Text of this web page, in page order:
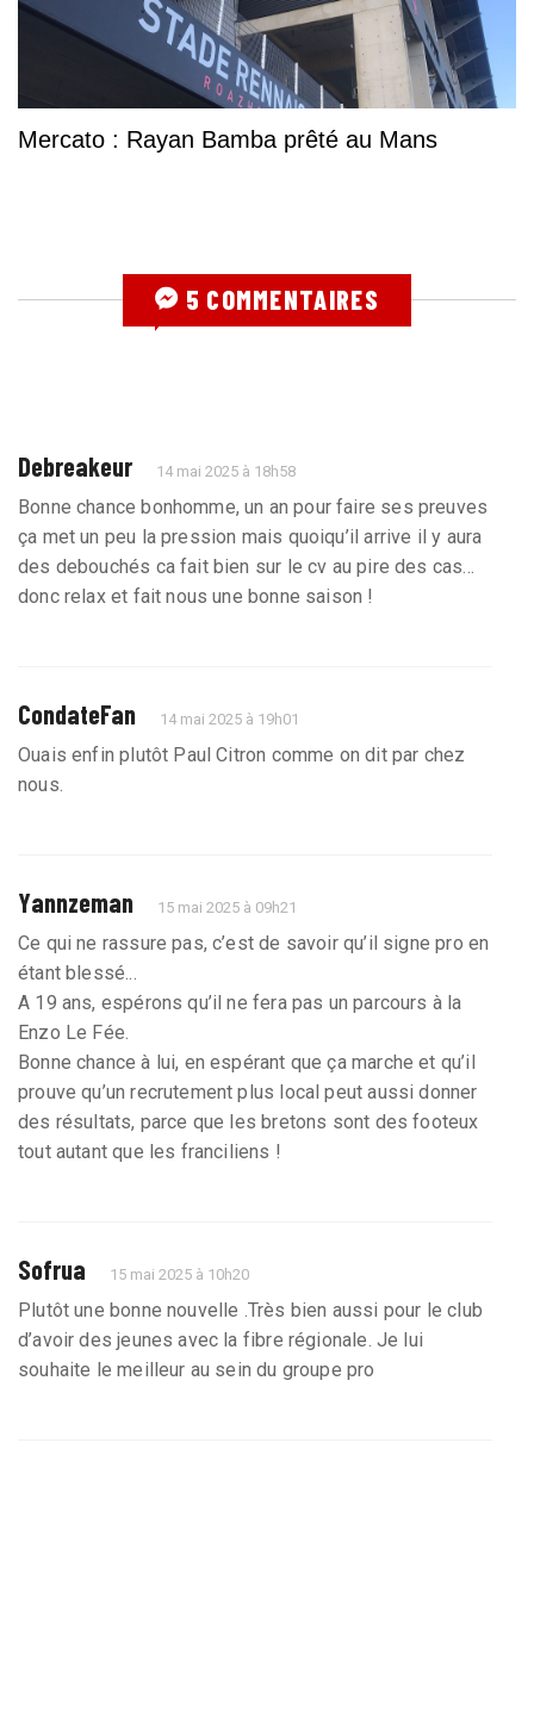
Mercato : Rayan Bamba prêté au Mans
5 COMMENTAIRES
Debreakeur 14 mai 2025 à 18h58
Bonne chance bonhomme, un an pour faire ses preuves
ça met un peu la pression mais quoiqu’il arrive il y aura
des debouchés ca fait bien sur le cv au pire des cas...
donc relax et fait nous une bonne saison !
CondateFan 14 mai 2025 à 19h01
Ouais enfin plutôt Paul Citron comme on dit par chez
nous.
Yannzeman 15 mai 2025 à 09h21
Ce qui ne rassure pas, c’est de savoir qu’il signe pro en
étant blessé...
A 19 ans, espérons qu’il ne fera pas un parcours à la
Enzo Le Fée.
Bonne chance à lui, en espérant que ça marche et qu’il
prouve qu’un recrutement plus local peut aussi donner
des résultats, parce que les bretons sont des footeux
tout autant que les franciliens !
Sofrua 15 mai 2025 à 10h20
Plutôt une bonne nouvelle .Très bien aussi pour le club
d’avoir des jeunes avec la fibre régionale. Je lui
souhaite le meilleur au sein du groupe pro